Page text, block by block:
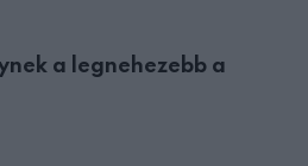
a legnehezebb a